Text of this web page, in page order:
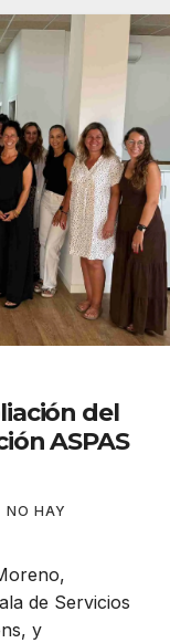
del
ASPAS
NO HAY
de Servicios
y